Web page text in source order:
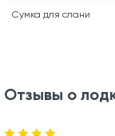
Сумка для слани
Отзывы о